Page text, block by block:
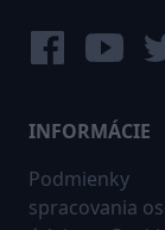
INFORMÁCIE
Podmienky
spracovania